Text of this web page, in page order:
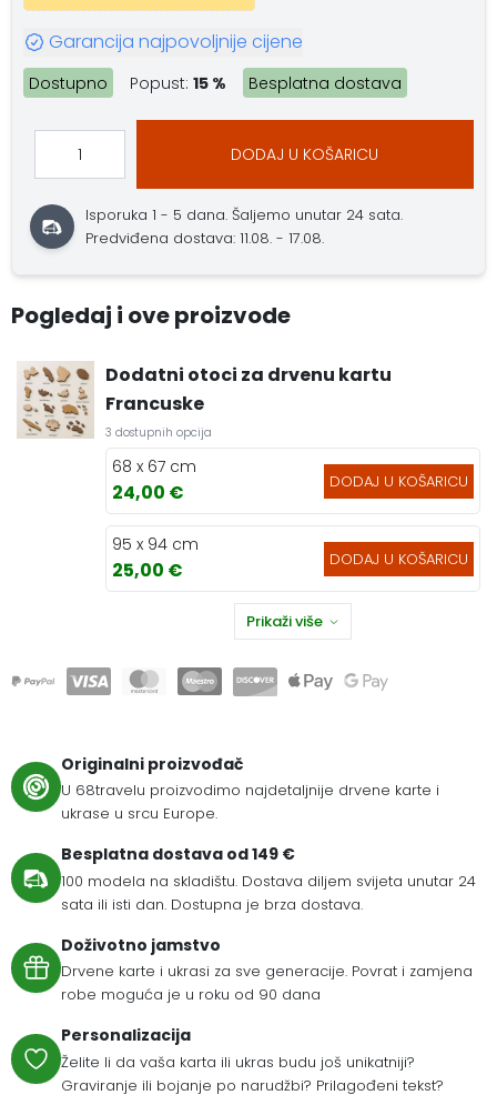
Garancija najpovoljnije cijene
Dostupno Popust: 15 % Besplatna dostava
DODAJ U KOŠARICU
Isporuka 1 - 5 dana.Šaljemo unutar 24 sata.
Predviđena dostava: 11.08. - 17.08.
Pogledaj i ove proizvode
Dodatni otoci za drvenu kartu
Francuske
3 dostupnih opcija
68 x 67 cm
24,00 € DODAJ U KOŠARICU
95 x 94 cm
25,00 € DODAJ U KOŠARICU
Prikaži više
Originalni proizvođač
U 68travelu proizvodimo najdetaljnije drvene karte i
ukrase u srcu Europe.
Besplatna dostava od 149 €
100 modela na skladištu. Dostava diljem svijeta unutar 24
sata ili isti dan. Dostupna je brza dostava.
Doživotno jamstvo
Drvene karte i ukrasi za sve generacije. Povrat i zamjena
robe moguća je u roku od 90 dana
Personalizacija
Želite li da vaša karta ili ukras budu još unikatniji?
Graviranje ili bojanje po narudžbi? Prilagođeni tekst?